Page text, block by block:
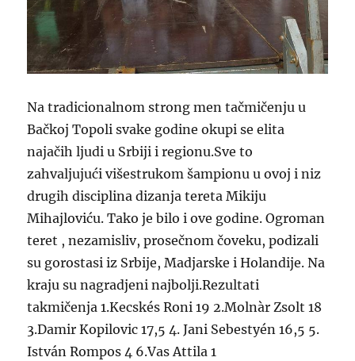
Na tradicionalnom strong men tačmičenju u
Bačkoj Topoli svake godine okupi se elita
najačih ljudi u Srbiji i regionu.Sve to
zahvaljujući višestrukom šampionu u ovoj i niz
drugih disciplina dizanja tereta Mikiju
Mihajloviću. Tako je bilo i ove godine. Ogroman
teret , nezamisliv, prosečnom čoveku, podizali
su gorostasi iz Srbije, Madjarske i Holandije. Na
kraju su nagradjeni najbolji.Rezultati
takmičenja 1.Kecskés Roni 19 2.Molnàr Zsolt 18
3.Damir Kopilovic 17,5 4. Jani Sebestyén 16,5 5.
István Rompos 4 6.Vas Attila 1